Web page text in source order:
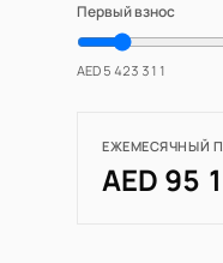
Первый взнос
AED 5 423 311
ЕЖЕМЕСЯЧНЫЙ
AED 95